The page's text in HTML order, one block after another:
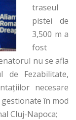
traseul
pistei de
3,500 m a
fost
nu se afla
de Fezabilitate,
necesare
în mod
Cluj-Napoca;